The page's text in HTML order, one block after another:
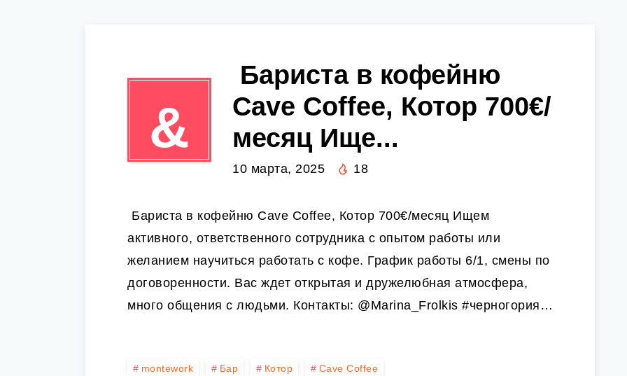
&
️ Бариста в кофейню
Cave Coffee, Котор 700€/
месяц Ище...
10 марта, 2025 18
️ Бариста в кофейню Cave Coffee, Котор 700€/месяц Ищем
активного, ответственного сотрудника с опытом работы или
желанием научиться работать с кофе. График работы 6/1, смены по
договоренности. Вас ждет открытая и дружелюбная атмосфера,
много общения с людьми. Контакты: @Marina_Frolkis #черногория…
montework Бар Котор Cave Coffee